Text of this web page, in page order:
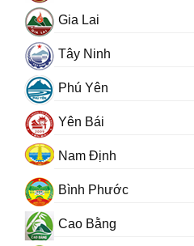
Gia Lai
Tây Ninh
Phú Yên
Yên Bái
Nam Định
Bình Phước
Cao Bằng